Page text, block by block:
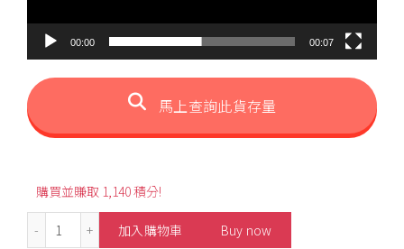
00:00 00:07
馬上查詢此貨存量
購買並賺取 1,140 積分!
0.80ct Heart-Shaped Santa Maria Aquamarine Pendant
加入購物車 Buy now